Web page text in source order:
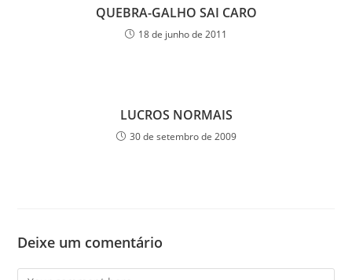
QUEBRA-GALHO SAI CARO
18 de junho de 2011
LUCROS NORMAIS
30 de setembro de 2009
Deixe um comentário